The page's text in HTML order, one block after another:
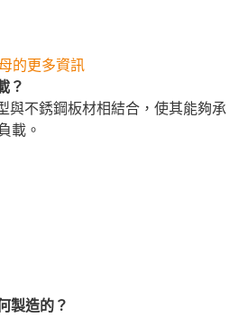
？
與不銹鋼板材相結合，使其能夠承
載。
的更多資訊
製造的？